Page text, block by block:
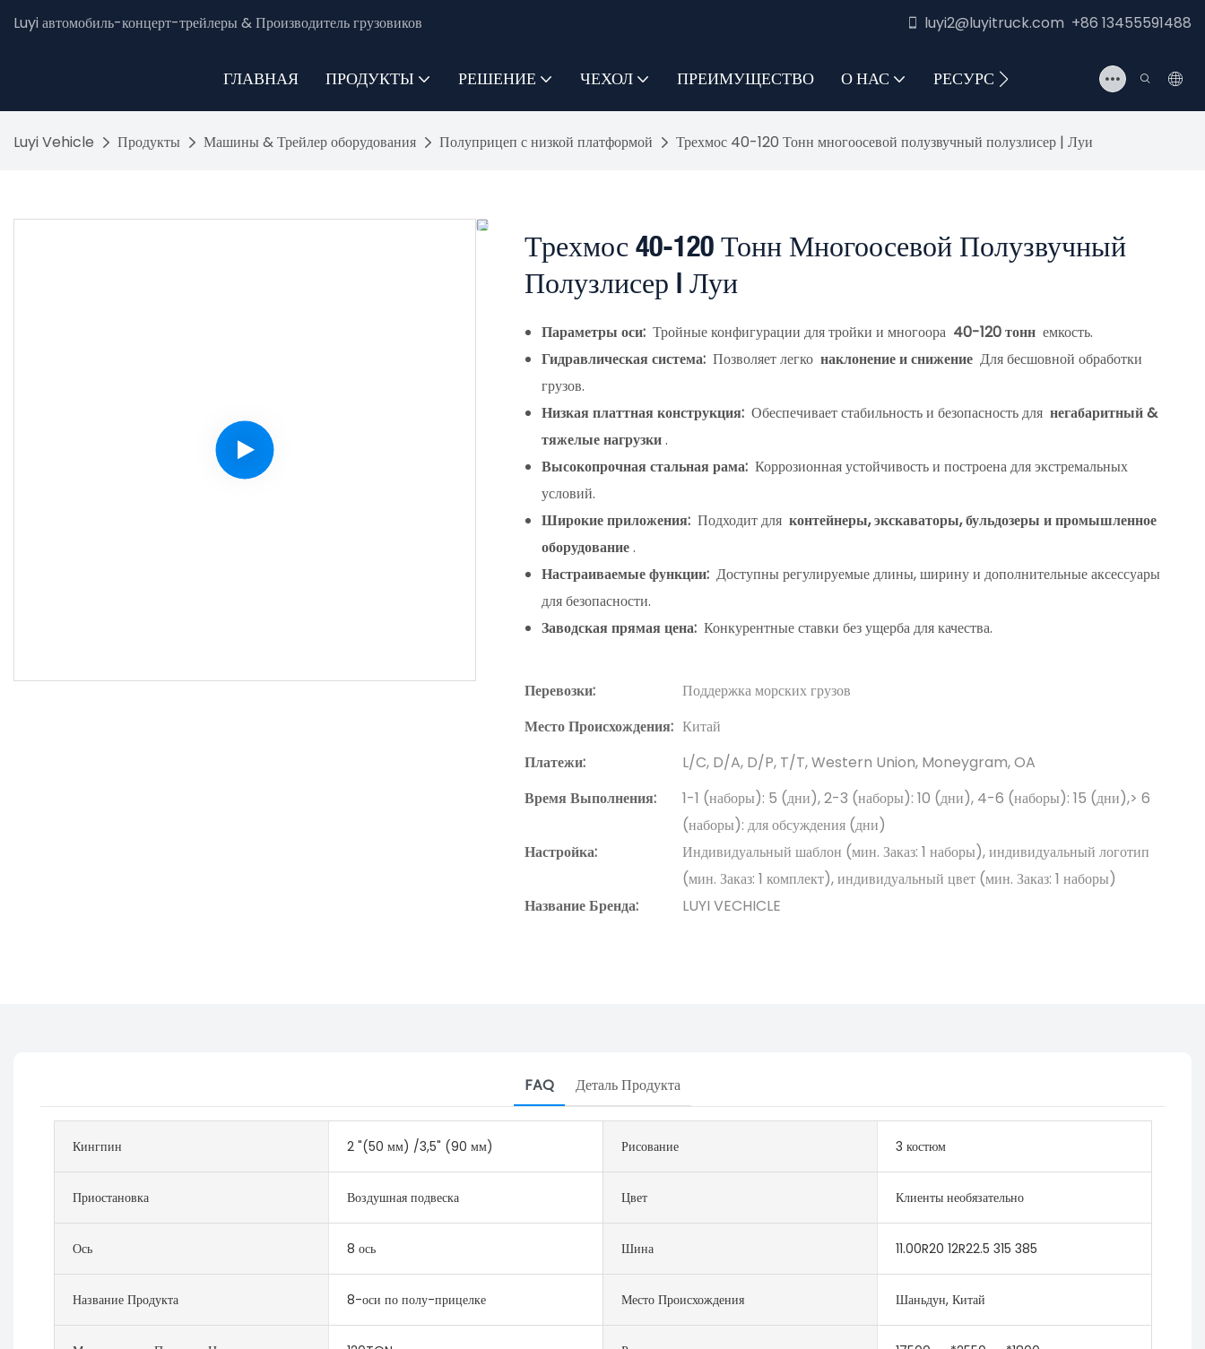
Luyi автомобиль-концерт-трейлеры & Производитель грузовиков luyi2@luyitruck.com +86 13455591488
ГЛАВНАЯ ПРОДУКТЫ РЕШЕНИЕ ЧЕХОЛ ПРЕИМУЩЕСТВО О НАС РЕСУРС СВЯЖИТЕСЬ С НАМИ
Luyi Vehicle Продукты Машины & Трейлер оборудования Полуприцеп с низкой платформой Трехмос 40-120 Тонн многоосевой полузвучный полузлисер | Луи
Трехмос 40-120 Тонн Многоосевой Полузвучный
Полузлисер | Луи
Параметры оси: Тройные конфигурации для тройки и многоора 40-120 тонн емкость.
Гидравлическая система: Позволяет легко наклонение и снижение Для бесшовной обработки
грузов.
Низкая платтная конструкция: Обеспечивает стабильность и безопасность для негабаритный &
тяжелые нагрузки.
Высокопрочная стальная рама: Коррозионная устойчивость и построена для экстремальных
условий.
Широкие приложения: Подходит для контейнеры, экскаваторы, бульдозеры и промышленное
оборудование.
Настраиваемые функции: Доступны регулируемые длины, ширину и дополнительные аксессуары
для безопасности.
Заводская прямая цена: Конкурентные ставки без ущерба для качества.
Перевозки:
Поддержка морских грузов
Место Происхождения: Китай
Платежи:
L/C, D/A, D/P, T/T, Western Union, Moneygram, OA
Время Выполнения:
1-1 (наборы): 5 (дни), 2-3 (наборы): 10 (дни), 4-6 (наборы): 15 (дни),> 6
(наборы): для обсуждения (дни)
Настройка:
Индивидуальный шаблон (мин. Заказ: 1 наборы), индивидуальный логотип
(мин. Заказ: 1 комплект), индивидуальный цвет (мин. Заказ: 1 наборы)
Название Бренда:
LUYI VECHICLE
FAQ Деталь Продукта
Кингпин 2 "(50 мм) /3,5" (90 мм) Рисование 3 костюм
Приостановка Воздушная подвеска Цвет Клиенты необязательно
Ось 8 ось Шина 11.00R20 12R22.5 315 385
Название Продукта 8-оси по полу-прицелке Место Происхождения Шаньдун, Китай